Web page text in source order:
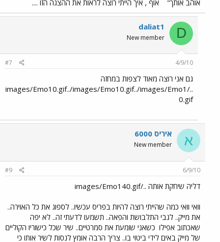
אוהב אותך"
אוף , איך הייתי רוצה לראות את ההצגה הזו ....
D
daliat1
New member
4/9/10
#7
גם אני רוצה מאוד לצפות במחזה
../images/Emo10.gif../images/Emo10.gif../images/Emo1
0.gif
א איריס 6000
New member
6/9/10
#9
דליה שיחקת אותה ../images/Emo140.gif
וואי וואי כמה שהייתי רוצה להיות בפריס עכשיו.. לספוג את כל האוירה..
את מייק.. לגבי התלבושת והפאה.. תשמעו לדעתי זה.. לא יפה
שאכתוב אפילו כשאני שומעת את סמרטיים.. שיר שכל כישוריו הקוליים
של מייק באים לידי ביטוי בו.. צריך הרבה אומץ לנסות לשיר אותו כי